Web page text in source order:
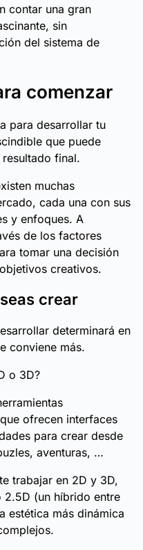
contar una gran
sin
del sistema de
comenzar
para desarrollar tu
que puede
final.
muchas
cada una con sus
y enfoques. A
de los factores
tomar una decisión
creativos.
crear
determinará en
conviene más.
o 3D?
ofrecen interfaces
para crear desde
aventuras, …
trabajar en 2D y 3D,
2.5D (un híbrido entre
estética más dinámica